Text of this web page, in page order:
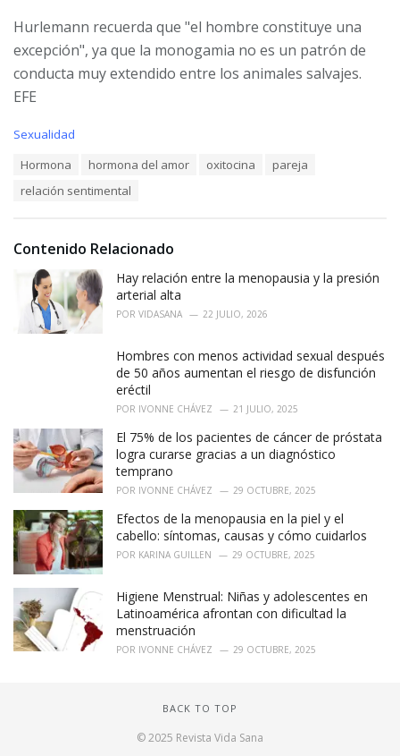
Hurlemann recuerda que "el hombre constituye una
excepción", ya que la monogamia no es un patrón de
conducta muy extendido entre los animales salvajes.
EFE
C
i
Sexualidad
Hormona hormona del amor oxitocina
pareja
relación sentimental
Contenido Relacionado
Hay relación entre la menopausia y la presión
arterial alta
POR VIDASANA 22 JULIO, 2026
Hombres con menos actividad sexual después
de 50 años aumentan el riesgo de disfunción
eréctil
POR IVONNE CHÁVEZ 21 JULIO, 2025
El 75% de los pacientes de cáncer de próstata
logra curarse gracias a un diagnóstico
temprano
POR IVONNE CHÁVEZ 29 OCTUBRE, 2025
Efectos de la menopausia en la piel y el
cabello: síntomas, causas y cómo cuidarlos
POR KARINA GUILLEN 29 OCTUBRE, 2025
Higiene Menstrual: Niñas y adolescentes en
Latinoamérica afrontan con dificultad la
menstruación
POR IVONNE CHÁVEZ 29 OCTUBRE, 2025
BACK TO TOP
© 2025 Revista Vida Sana